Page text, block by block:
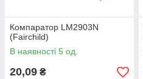
Компаратор LM2903N
(Fairchild)
В наявності 5 од.
20,09 ₴